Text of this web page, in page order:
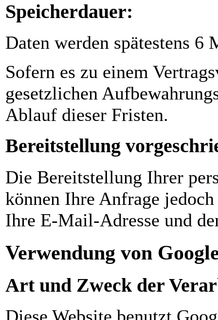
Speicherdauer:
Daten werden spätestens 6
Sofern es zu einem
gesetzlichen
Ablauf dieser Fristen.
Bereitstellung
Die Bereitstellung Ihrer
können Ihre Anfrage
Ihre E-Mail-Adresse und
Verwendung von
Art und Zweck der